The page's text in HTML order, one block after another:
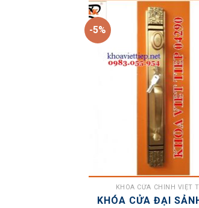
-5%
KHÓA CỬA CHÍNH VIỆT
KHÓA CỬA ĐẠI